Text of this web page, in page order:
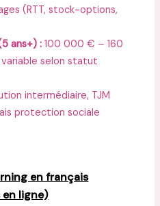
(RTT, stock-options,
ans+) :100 000 € – 160
selon statut
intermédiaire, TJM
protection sociale
en français
en ligne)